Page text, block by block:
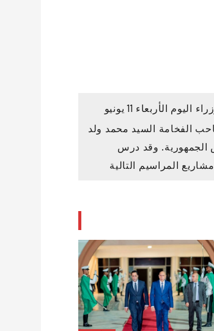
اجتمع مجلس الوزراء اليوم الأربعاء 11 يونيو
الفخامة السيد محمد ولد
الجمهورية. وقد درس
المراسيم التالية